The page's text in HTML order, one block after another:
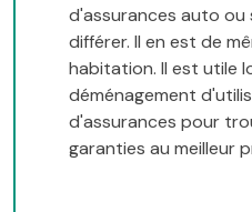
d'assurances auto ou
différer. Il en est de
habitation. Il est utile
déménagement
d'assurances pour
garanties au meilleur